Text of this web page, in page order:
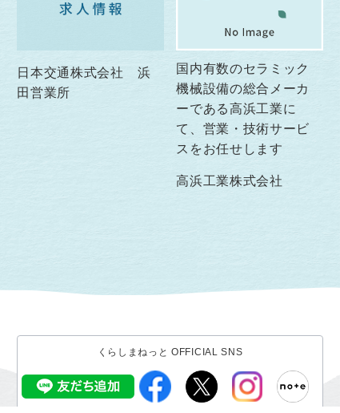
日本交通株式会社 浜
田営業所
国内有数のセラミック
機械設備の総合メーカ
ーである高浜工業に
て、営業・技術サービ
スをお任せします
高浜工業株式会社
くらしまねっと OFFICIAL SNS